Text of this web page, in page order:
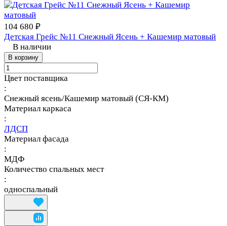
104 680 ₽
Детская Грейс №11 Снежный Ясень + Кашемир матовый
В наличии
В корзину
Цвет поставщика
:
Снежный ясень/Кашемир матовый (СЯ-КМ)
Материал каркаса
:
ЛДСП
Материал фасада
:
МДФ
Количество спальных мест
:
односпальный